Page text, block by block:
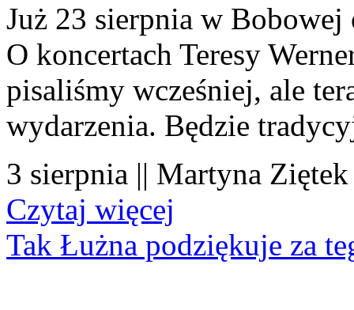
Już 23 sierpnia w
O koncertach Teresy
pisaliśmy wcześniej, ale
wydarzenia. Będzie
3 sierpnia || Martyna
Czytaj więcej
Tak Łużna podziękuje za